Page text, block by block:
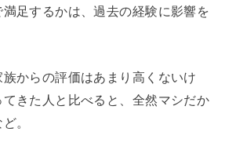
足するかは、過去の経験に影響を
からの評価はあまり高くないけ
きた人と比べると、全然マシだか
。